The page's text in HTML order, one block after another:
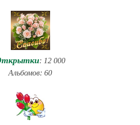
: 12 000
Альбомов: 60